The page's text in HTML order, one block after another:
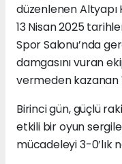
düzenlenen Altyapı
13 Nisan 2025
Spor Salonu’nda
damgasını vuran
vermeden kazanan
Birinci gün, güçlü
etkili bir oyun
mücadeleyi 3-0’lık